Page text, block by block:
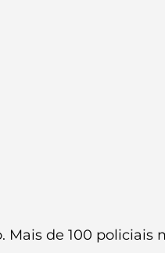
Mais de 100 policiais